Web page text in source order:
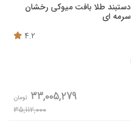
دستبند طلا بافت میوکی رخشان
سرمه ای
4.2
33,005,279 تومان
35,112,000